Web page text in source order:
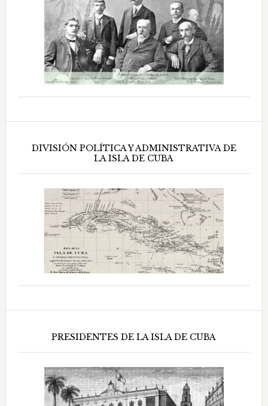
DIVISIÓN POLÍTICA Y ADMINISTRATIVA DE
LA ISLA DE CUBA
PRESIDENTES DE LA ISLA DE CUBA